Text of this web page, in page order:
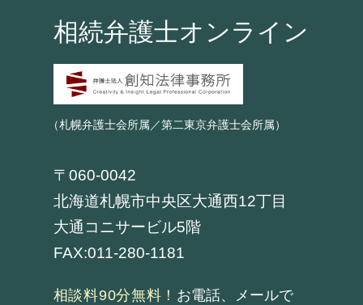
相続弁護士オンライン
（札幌弁護士会所属／第二東京弁護士会所属）
〒060-0042
北海道札幌市中央区大通西12丁目
大通コニサービル5階
FAX:011-280-1181
相談料90分無料！ お電話、メールで